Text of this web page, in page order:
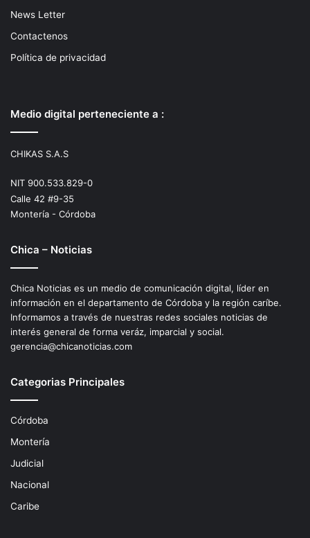
News Letter
Contactenos
Política de privacidad
Medio digital perteneciente a :
CHIKAS S.A.S
NIT 900.533.829-0
Calle 42 #9-35
Montería - Córdoba
Chica – Noticias
Chica Noticias es un medio de comunicación digital, líder en
información en el departamento de Córdoba y la región caríbe.
Informamos a través de nuestras redes sociales noticias de
interés general de forma veráz, imparcial y social.
gerencia@chicanoticias.com
Categorias Principales
Córdoba
Montería
Judicial
Nacional
Caribe